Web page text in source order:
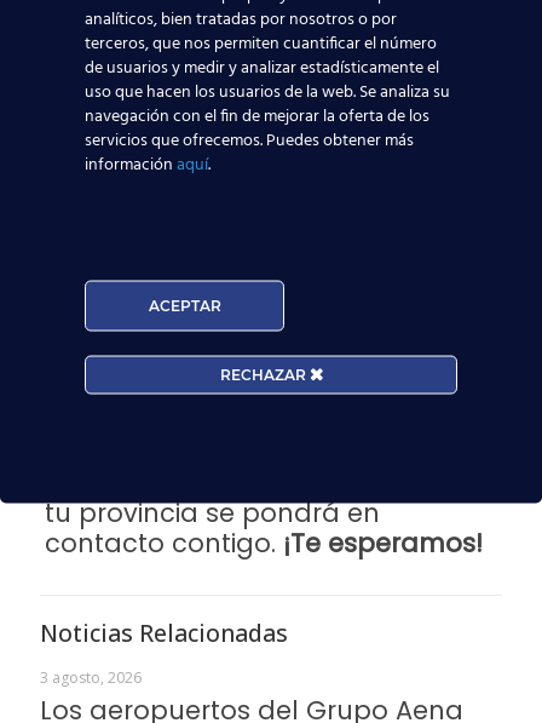
mejor TCP.
Nuestrocurso Tripulante de Cabina de
Pasajeros TCPte prepara para que tengas las
mayores posibilidades de encontrar trabajo como
auxiliar de vuelo TCP. Además, disponemos de
una orientación laboral tras el curso que podría
¿Vas a dejarvolaresta oportunidad?
Si quieres saber más, acércate a
cualquiera denuestros centroso
tu provincia se pondrá en
contacto contigo. ¡Te esperamos!
Noticias Relacionadas
3 agosto, 2026
Los aeropuertos del Grupo Aena
analíticos, bien tratadas por nosotros o por
terceros, que nos permiten cuantificar el número
de usuarios y medir y analizar estadísticamente el
uso que hacen los usuarios de la web. Se analiza su
navegación con el fin de mejorar la oferta de los
servicios que ofrecemos. Puedes obtener más
informaciónaquí.
ACEPTAR
RECHAZAR